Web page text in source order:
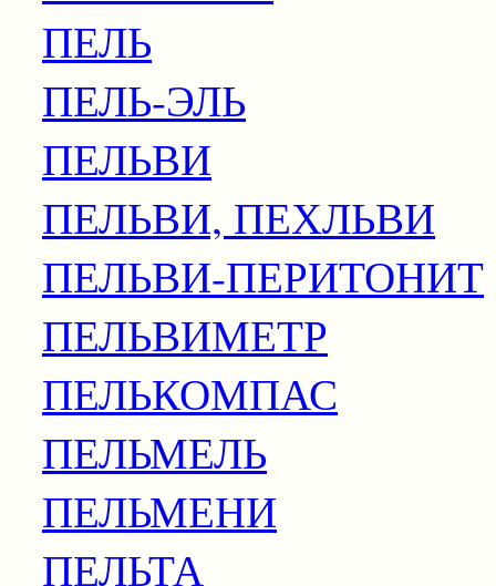
ПЕЛЬ
ПЕЛЬ-ЭЛЬ
ПЕЛЬВИ
ПЕЛЬВИ, ПЕХЛЬВИ
ПЕЛЬВИ-ПЕРИТОНИТ
ПЕЛЬВИМЕТР
ПЕЛЬКОМПАС
ПЕЛЬМЕЛЬ
ПЕЛЬМЕНИ
ПЕЛЬТА